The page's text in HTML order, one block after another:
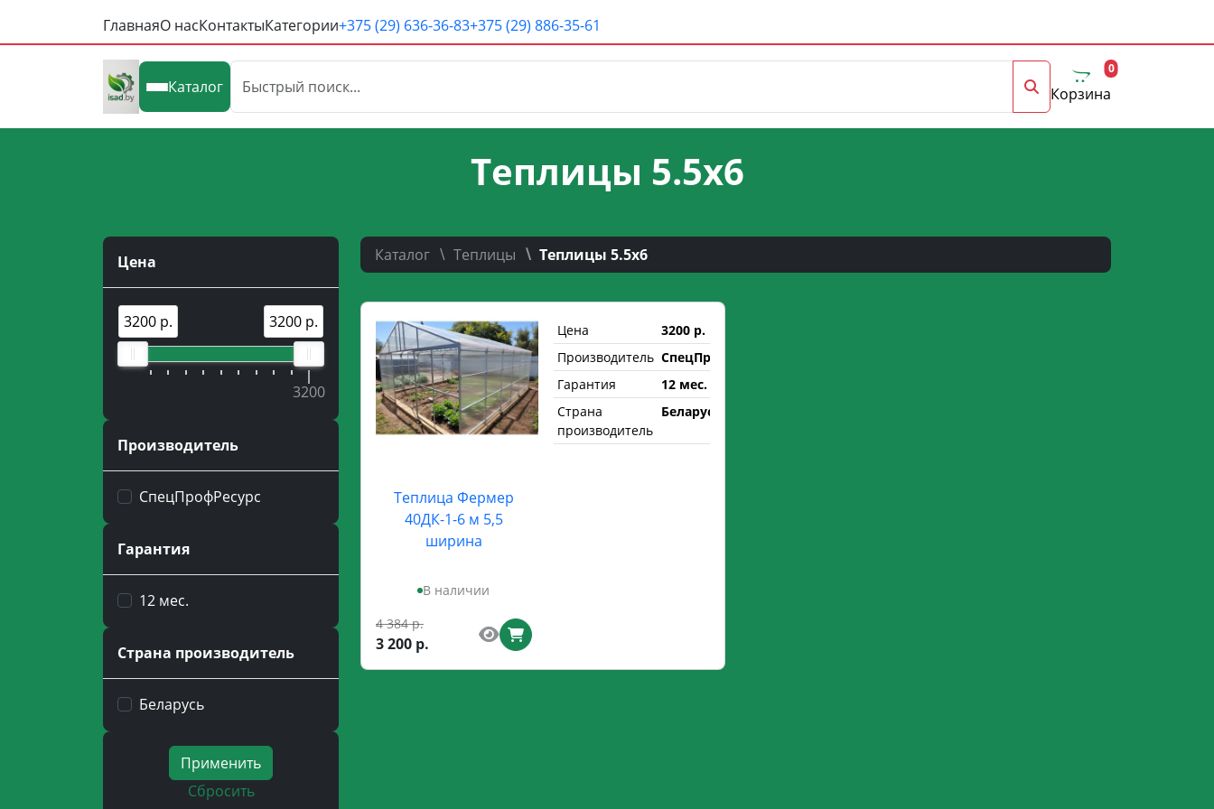
ГлавнаяО насКонтактыКатегории+375 (29) 636-36-83+375 (29) 886-35-61
Каталог Корзина
0
Теплицы 5.5х6
Цена
3200 р. 3200 р.
3200
Производитель
СпецПрофРесурс
Гарантия
12 мес.
Страна производитель
Беларусь
Применить
Сбросить
Каталог Теплицы Теплицы 5.5х6
Теплица Фермер
40ДК-1-6 м 5,5
ширина
В наличии
4 384 р.
3 200 р.
Цена
3200 р.
Производитель СпецПрофРесурс
Гарантия
12 мес.
Страна
производитель
Беларусь